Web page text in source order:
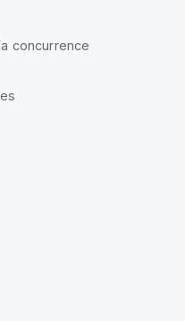
concurrence